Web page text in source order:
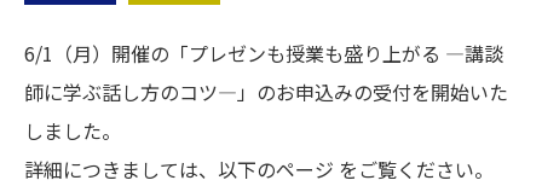
6/1（月）開催の「プレゼンも授業も盛り上がる ―講談
師に学ぶ話し方のコツ―」のお申込みの受付を開始いた
しました。
詳細につきましては、以下のページ をご覧ください。